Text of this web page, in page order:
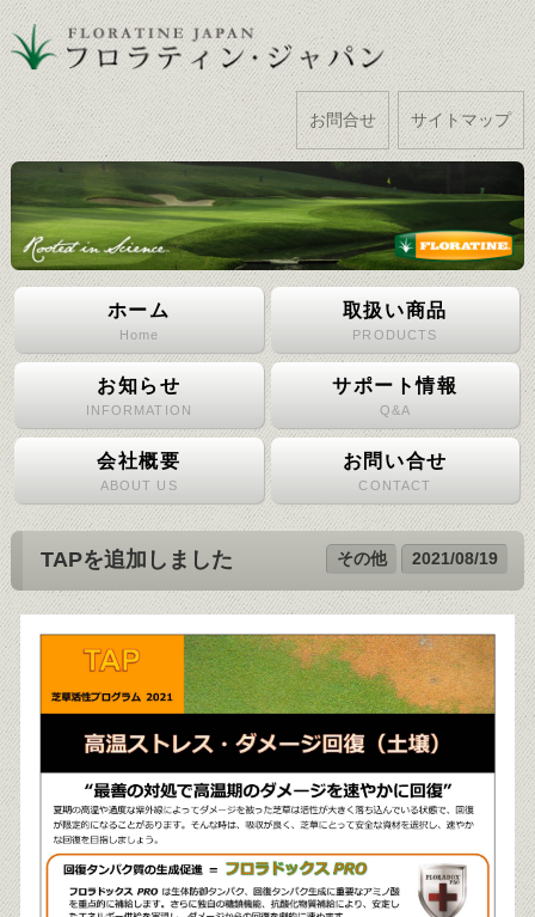
お問合せ サイトマップ
ホーム
Home
取扱い商品
PRODUCTS
お知らせ
INFORMATION
サポート情報
Q&A
会社概要
ABOUT US
お問い合せ
CONTACT
TAPを追加しました 2021/08/19
その他